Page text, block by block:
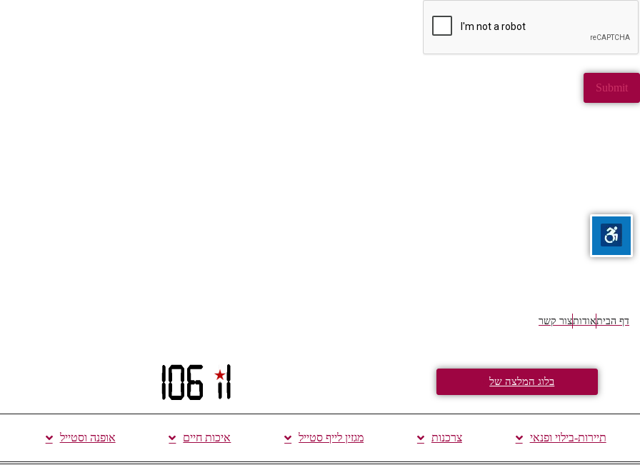
דף הביתאודותצור קשר
בלוג המלצה של
תיירות-בילוי ופנאי צרכנות מגזין לייף סטייל איכות חיים אופנה וסטייל